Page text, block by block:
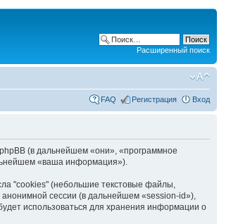
Расширенный поиск
FAQ Регистрация Вход
(в дальнейшем «они», «программное
«ваша информация»).
"cookies" (небольшие текстовые файлы,
сессии (в дальнейшем «session-id»),
использоваться для хранения информации о